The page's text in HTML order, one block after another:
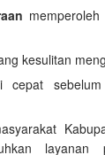
kesulitan
cepat